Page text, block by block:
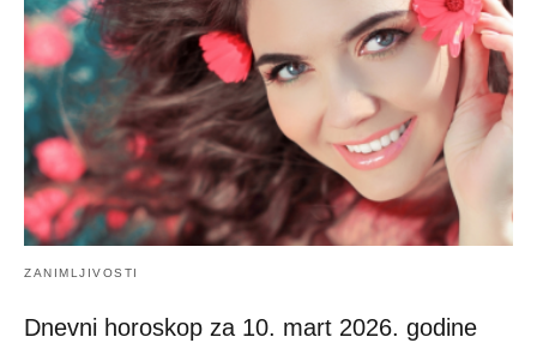
ZANIMLJIVOSTI
Dnevni horoskop za 10. mart 2026. godine